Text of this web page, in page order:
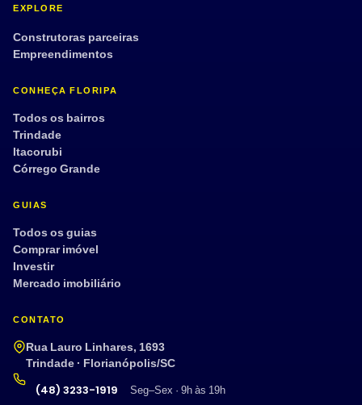
EXPLORE
Construtoras parceiras
Empreendimentos
CONHEÇA FLORIPA
Todos os bairros
Trindade
Itacorubi
Córrego Grande
GUIAS
Todos os guias
Comprar imóvel
Investir
Mercado imobiliário
CONTATO
Rua Lauro Linhares, 1693
Trindade · Florianópolis/SC
(48) 3233-1919 Seg–Sex · 9h às 19h